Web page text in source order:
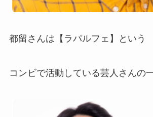
都留さんは【ラパルフェ】という
コンビで活動している芸人さんの